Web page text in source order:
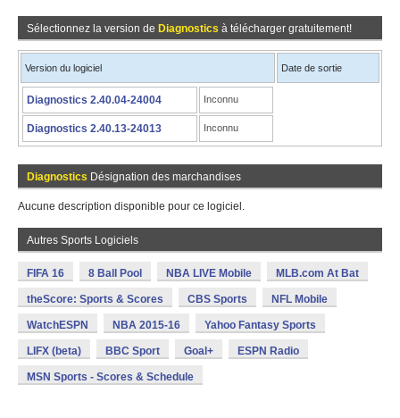
Sélectionnez la version de Diagnostics à télécharger gratuitement!
Version du logiciel Date de sortie
Diagnostics 2.40.04-24004 Inconnu
Diagnostics 2.40.13-24013 Inconnu
Diagnostics Désignation des marchandises
Aucune description disponible pour ce logiciel.
Autres Sports Logiciels
FIFA 16 8 Ball Pool NBA LIVE Mobile MLB.com At Bat
theScore: Sports & Scores CBS Sports NFL Mobile
WatchESPN NBA 2015-16 Yahoo Fantasy Sports
LIFX (beta) BBC Sport Goal+ ESPN Radio
MSN Sports - Scores & Schedule